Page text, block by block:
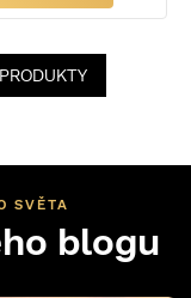
SVĚTA
blogu